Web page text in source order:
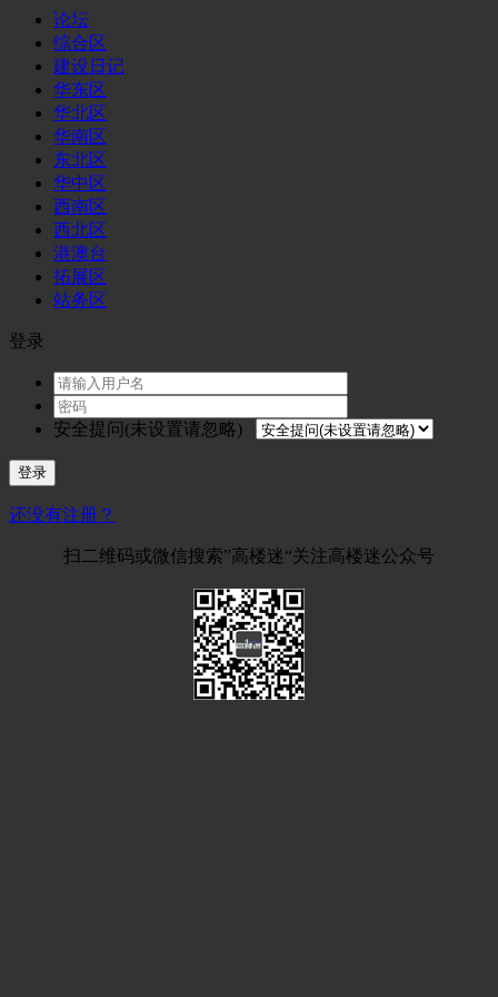
论坛
综合区
建设日记
华东区
华北区
华南区
东北区
华中区
西南区
西北区
港澳台
拓展区
站务区
登录
安全提问(未设置请忽略)
登录
还没有注册？
扫二维码或微信搜索”高楼迷“关注高楼迷公众号